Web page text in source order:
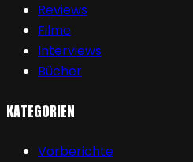
Reviews
Filme
Interviews
Bücher
KATEGORIEN
Vorberichte